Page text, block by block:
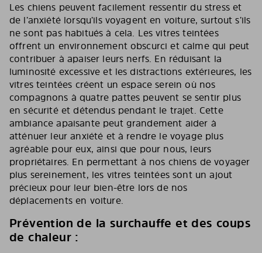
Les chiens peuvent facilement ressentir du stress et
de l’anxiété lorsqu’ils voyagent en voiture, surtout s’ils
ne sont pas habitués à cela. Les vitres teintées
offrent un environnement obscurci et calme qui peut
contribuer à apaiser leurs nerfs. En réduisant la
luminosité excessive et les distractions extérieures, les
vitres teintées créent un espace serein où nos
compagnons à quatre pattes peuvent se sentir plus
en sécurité et détendus pendant le trajet. Cette
ambiance apaisante peut grandement aider à
atténuer leur anxiété et à rendre le voyage plus
agréable pour eux, ainsi que pour nous, leurs
propriétaires. En permettant à nos chiens de voyager
plus sereinement, les vitres teintées sont un ajout
précieux pour leur bien-être lors de nos
déplacements en voiture.
Prévention de la surchauffe et des coups
de chaleur :